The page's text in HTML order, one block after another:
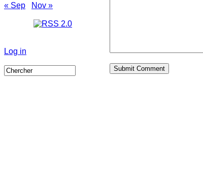
« Sep
Nov »
Log in